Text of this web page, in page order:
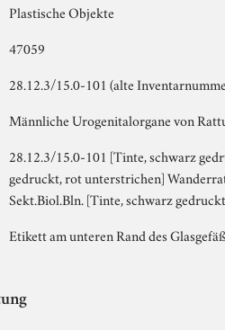
Plastische Objekte
47059
28.12.3/15.0-101 (alte
Männliche Urogenitalorgane von
28.12.3/15.0-101 [Tinte, schwarz
gedruckt, rot unterstrichen]
Sekt.Biol.Bln. [Tinte, schwarz
Etikett am unteren Rand des